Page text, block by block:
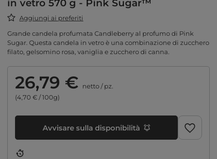
in vetro 570 g - Pink Sugar™
Aggiungi ai preferiti
Grande candela profumata Candleberry al profumo di Pink
Sugar. Questa candela in vetro è una combinazione di zucchero
filato, gelsomino rosa, vaniglia e zucchero di canna.
26,79 € netto/pz.
(4,70 € / 100g)
Avvisare sulla disponibilità